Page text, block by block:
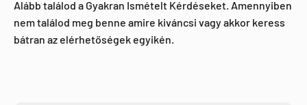
Alább találod a Gyakran Ismételt Kérdéseket. Amennyiben
nem találod meg benne amire kiváncsi vagy akkor keress
bátran az elérhetőségek egyikén.